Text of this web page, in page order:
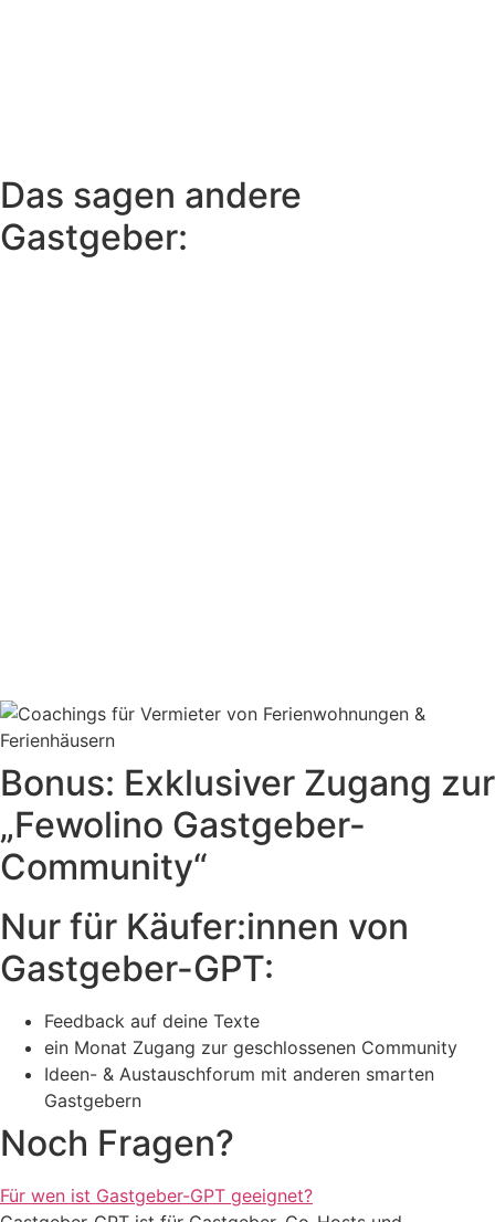
Das sagen andere
Gastgeber:
Bonus: Exklusiver Zugang zur
„Fewolino Gastgeber-
Community“
Nur für Käufer:innen von
Gastgeber-GPT:
Feedback auf deine Texte
ein Monat Zugang zur geschlossenen Community
Ideen- & Austauschforum mit anderen smarten
Gastgebern
Noch Fragen?
Für wen ist Gastgeber-GPT geeignet?